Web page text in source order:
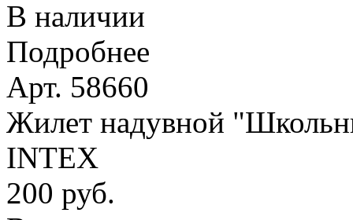
В наличии
Подробнее
Арт. 58660
Жилет надувной
INTEX
200 руб.